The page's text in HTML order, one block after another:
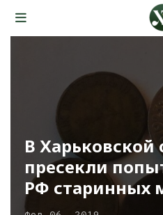
В Харьковской
пресекли
РФ старинных